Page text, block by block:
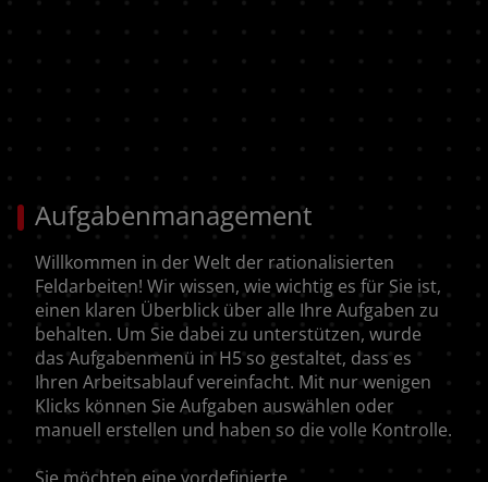
Aufgabenmanagement
Willkommen in der Welt der rationalisierten
Feldarbeiten! Wir wissen, wie wichtig es für Sie ist,
einen klaren Überblick über alle Ihre Aufgaben zu
behalten. Um Sie dabei zu unterstützen, wurde
das Aufgabenmenü in H5 so gestaltet, dass es
Ihren Arbeitsablauf vereinfacht. Mit nur wenigen
Klicks können Sie Aufgaben auswählen oder
manuell erstellen und haben so die volle Kontrolle.